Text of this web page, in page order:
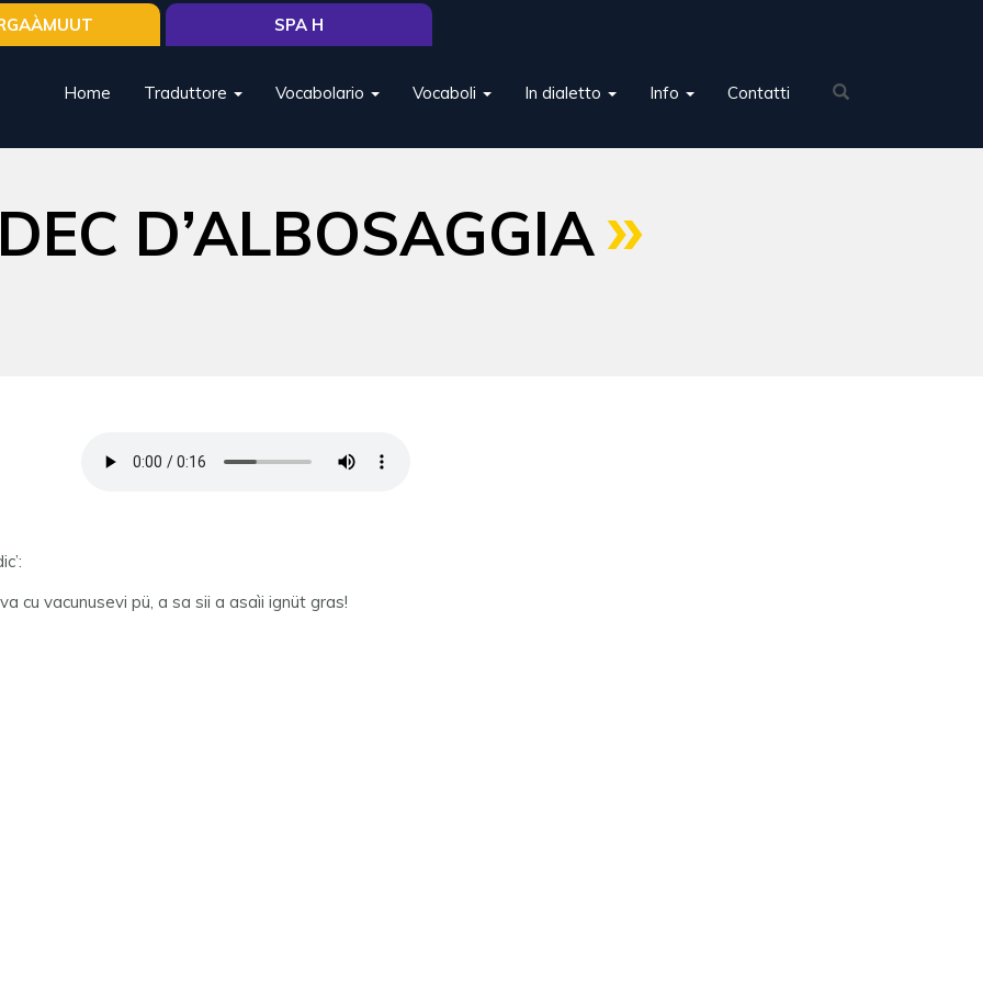
Home Traduttore Vocabolario Vocaboli In dialetto Info Contatti
SPA H
D’ALBOSAGGIA
cu vacunusevi pü, a sa sii a asaìi ignüt gras!